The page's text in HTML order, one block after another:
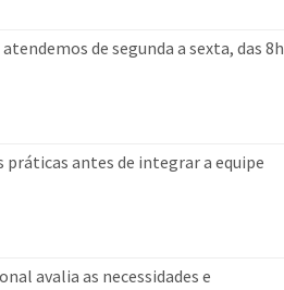
de segunda a sexta, das 8h
antes de integrar a equipe
avalia as necessidades e